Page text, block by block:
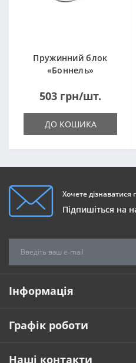
Пружинний блок
«Боннель»
503 грн/шт.
ДО КОШИКА
Хочете дізнаватися
Підпишіться на
Інформація
Графік роботи
Наші контакти